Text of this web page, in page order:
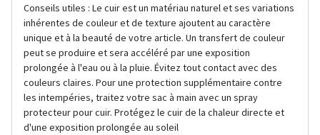
Conseils utiles : Le cuir est un matériau naturel et ses variations
inhérentes de couleur et de texture ajoutent au caractère
unique et à la beauté de votre article. Un transfert de couleur
peut se produire et sera accéléré par une exposition
prolongée à l'eau ou à la pluie. Évitez tout contact avec des
couleurs claires. Pour une protection supplémentaire contre
les intempéries, traitez votre sac à main avec un spray
protecteur pour cuir. Protégez le cuir de la chaleur directe et
d'une exposition prolongée au soleil